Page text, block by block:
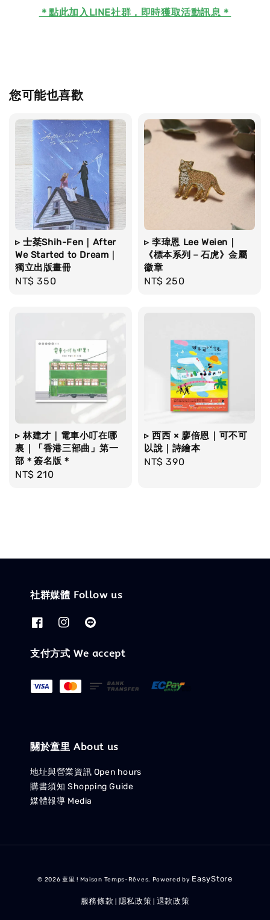
＊點此加入LINE社群，即時獲取活動訊息＊
您可能也喜歡
▹ 士棻Shih-Fen｜After
We Started to Dream｜
獨立出版畫冊
Regular
NT$ 350
▹ 李瑋恩 Lee Weien｜
《標本系列－石虎》金屬
徽章
Regular
NT$ 250
▹ 林建才｜電車小叮在哪
裏｜「香港三部曲」第一
部＊簽名版＊
Regular
NT$ 210
▹ 西西 × 廖倍恩｜可不可
以說｜詩繪本
Regular
NT$ 390
社群媒體 Follow us
支付方式 We accept
關於童里 About us
地址與營業資訊 Open hours
購書須知 Shopping Guide
媒體報導 Media
© 2026 童里 ! Maison Temps-Rêves. Powered by EasyStore
服務條款 隱私政策 退款政策